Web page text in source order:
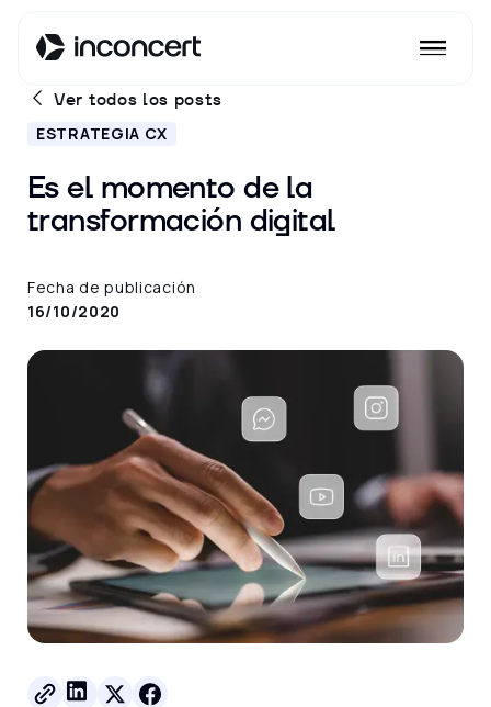
Ver todos los posts
ESTRATEGIA CX
Es el momento de la
transformación digital
Fecha de publicación
16/10/2020